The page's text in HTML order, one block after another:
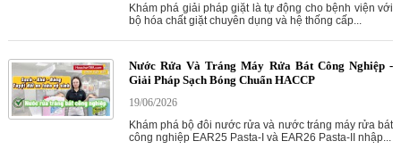
Khám phá giải pháp giặt là tự động cho bệnh viện với
bộ hóa chất giặt chuyên dụng và hệ thống cấp...
Nước Rửa Và Tráng Máy Rửa Bát Công Nghiệp -
Giải Pháp Sạch Bóng Chuẩn HACCP
19/06/2026
Khám phá bộ đôi nước rửa và nước tráng máy rửa bát
công nghiệp EAR25 Pasta-I và EAR26 Pasta-II nhập...